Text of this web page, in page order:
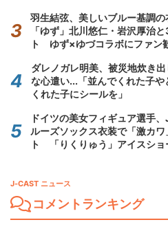
羽生結弦、美しいブルー基調の
「ゆず」北川悠仁・岩沢厚治
ト ゆず×ゆづコラボにファン
ダレノガレ明美、被災地炊き
な心遣い...「並んでくれた子や
くれた子にシールを」
ドイツの美女フィギュア選手
ルーズソックス衣装で「激カワ
ト 「りくりゅう」アイスショ
J-CAST ニュース
コメントランキング